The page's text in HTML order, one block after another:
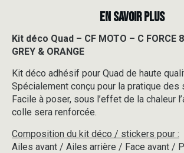
-
C
800
-
2DR4
-
GREY
&
ORANGE
EN SAVOIR PLUS
Kit déco Quad – CF MOTO – C FORCE
GREY & ORANGE
Kit déco adhésif pour Quad de haute
Spécialement conçu pour la pratique des
Facile à poser, sous l’effet de la chaleur
colle sera renforcée.
Composition du kit déco / stickers pour :
Ailes avant / Ailes arrière / Face avant /